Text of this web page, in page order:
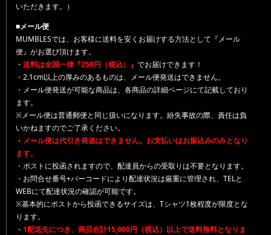
いただきます。）
■メール便
MUMBLESでは、お客様に送料を安くお届けする方法として『メール
便』がお選び頂けます。
・ 送料は全国一律『250円（税込）』 でお届けできます！
・2.1cm以上の厚みのあるものは、メール便発送はできません。
・メール便発送が可能な商品は、各商品の詳細ページにて記載しており
ます。
※メール便は普通郵便と同じ扱いになります。紛失事故の際、責任は負
いかねますのでご了承ください。
・ メール便は代引き発送はできません。お支払いはお振込みのみとなり
ます。
・ポストに投函されますので、配達員からの受取りは不要となります。
・お問合せ番号+バーコードにより配達状況は厳重に管理され、TELと
WEBにて配達状況の確認が可能です。
※基本的にポストから投函できるサイズは、Tシャツ1枚程度が限度とな
ります。
・ 1配送先につき、商品合計15,000円（税込）以上で送料無料となりま